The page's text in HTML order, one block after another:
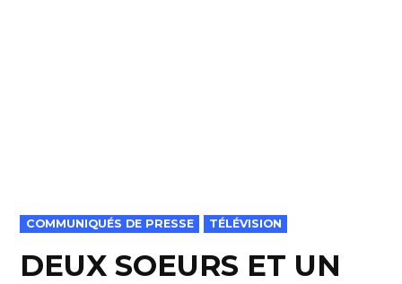
POSTED
IN
COMMUNIQUÉS DE PRESSE TÉLÉVISION
DEUX SOEURS ET UN